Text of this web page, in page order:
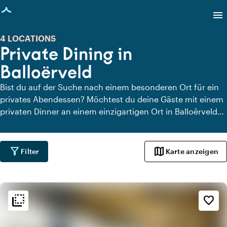
geladen
menu
Private Dining in
Balloërveld
4 LOCATIONS
Bist du auf der Suche nach einem besonderen Ort für ein
privates Abendessen? Möchtest du deine Gäste mit einem
privaten Dinner an einem einzigartigen Ort in Balloërveld
einfach alle Locations in Balloërveld, an denen du in aller
Ruhe dinieren kannst. Schau dir alle privaten Dining-
Locations für ein köstliches privates Dinner an.
filter_alt Filter map Karte anzeigen
flip_to_back favorite_border
flip_to_back Ambiente und Ästhetik
spa
Botanisch